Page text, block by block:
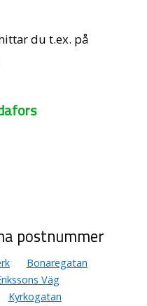
du t.ex. på
postnummer
Bonaregatan
Väg
Kyrkogatan